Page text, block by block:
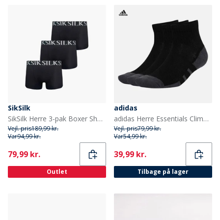
SikSilk
SikSilk Herre 3-pak Boxer Shorts Sort
Vejl. pris189,99 kr.
Var94,99 kr.
Current
79,99 kr.
Outlet
adidas
adidas Herre Essentials Climacool Tre Pak Seks Kvart Sokker Sort/Grey Six
Vejl. pris79,99 kr.
Var54,99 kr.
Current
39,99 kr.
Tilbage på lager